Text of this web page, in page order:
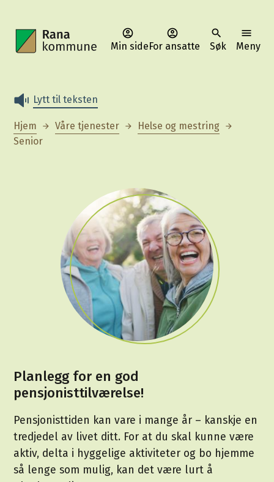
Min sideFor ansatte Søk Meny
Lytt til teksten
Du er her:
Hjem Våre tjenester
Helse og mestring
Senior
Planlegg for en god
pensjonisttilværelse!
Pensjonisttiden kan vare i mange år – kanskje en
tredjedel av livet ditt. For at du skal kunne være
aktiv, delta i hyggelige aktiviteter og bo hjemme
så lenge som mulig, kan det være lurt å